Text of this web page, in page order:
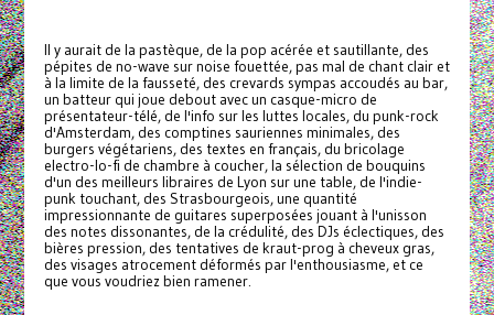
Il y aurait de la pastèque, de la pop acérée et sautillante, des
pépites de no-wave sur noise fouettée, pas mal de chant clair et
à la limite de la fausseté, des crevards sympas accoudés au bar,
un batteur qui joue debout avec un casque-micro de
présentateur-télé, de l'info sur les luttes locales, du punk-rock
d'Amsterdam, des comptines sauriennes minimales, des
burgers végétariens, des textes en français, du bricolage
electro-lo-fi de chambre à coucher, la sélection de bouquins
d'un des meilleurs libraires de Lyon sur une table, de l'indie-
punk touchant, des Strasbourgeois, une quantité
impressionnante de guitares superposées jouant à l'unisson
des notes dissonantes, de la crédulité, des DJs éclectiques, des
bières pression, des tentatives de kraut-prog à cheveux gras,
des visages atrocement déformés par l'enthousiasme, et ce
que vous voudriez bien ramener.